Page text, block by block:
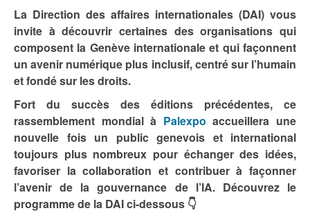
La Direction des affaires internationales (DAI) vous
invite à découvrir certaines des organisations qui
composent la Genève internationale et qui façonnent
un avenir numérique plus inclusif, centré sur l’humain
et fondé sur les droits.
Fort du succès des éditions précédentes, ce
rassemblement mondial à Palexpoaccueillera une
nouvelle fois un public genevois et international
toujours plus nombreux pour échanger des idées,
favoriser la collaboration et contribuer à façonner
l’avenir de la gouvernance de l’IA. Découvrez le
programme de la DAI ci-dessous 👇